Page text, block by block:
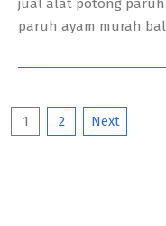
jual alat potong
paruh ayam murah
Posts
1 2 Next